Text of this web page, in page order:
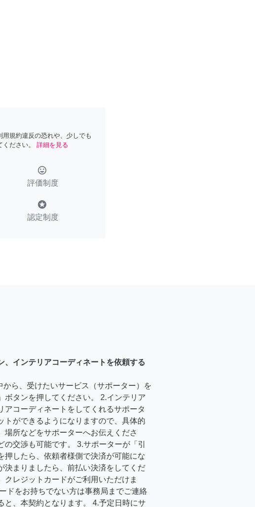
規約違反の恐れや、少しでも
ださい。
詳細を見る
tag_faces
評価制度
stars
認定制度
、インテリアコーディネートを依頼する
から、受けたいサービス（サポーター）を
ボタンを押してください。 2.インテリア
アコーディネートをしてくれるサポータ
トができるようになりますので、具体的
場所などをサポーターへお伝えくださ
の交渉も可能です。 3.サポーターが「引
押したら、依頼者様側で決済が可能にな
決まりましたら、前払い決済をしてくだ
クレジットカードがご利用いただけま
ドをお持ちでない方は事務局までご連絡
と、本契約となります。 4.予定日時にサ